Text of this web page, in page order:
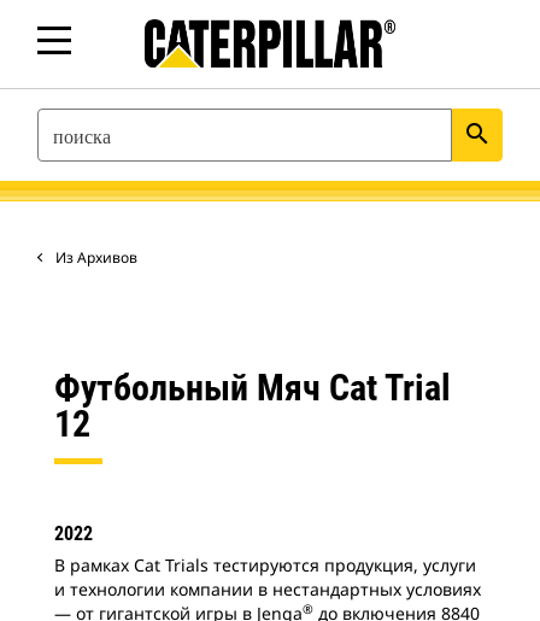
SEARCH search
Из Архивов
Футбольный Мяч Cat Trial
12
2022
В рамках Cat Trials тестируются продукция, услуги
и технологии компании в нестандартных условиях
— от гигантской игры в Jenga® до включения 8840